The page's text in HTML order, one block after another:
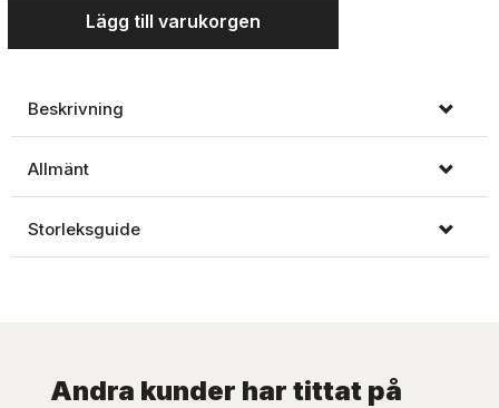
Lägg till varukorgen
Beskrivning
Allmänt
Storleksguide
Andra kunder har tittat på